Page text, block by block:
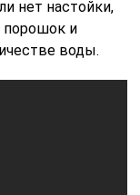
нет настойки,
порошок и
воды.